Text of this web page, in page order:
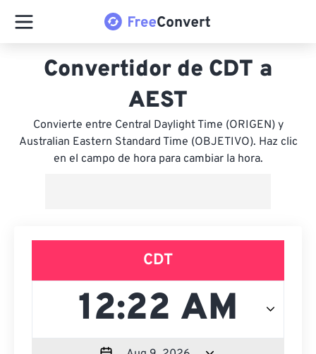
Convertidor de CDT a
AEST
Convierte entre Central Daylight Time (ORIGEN) y
Australian Eastern Standard Time (OBJETIVO). Haz clic
en el campo de hora para cambiar la hora.
CDT